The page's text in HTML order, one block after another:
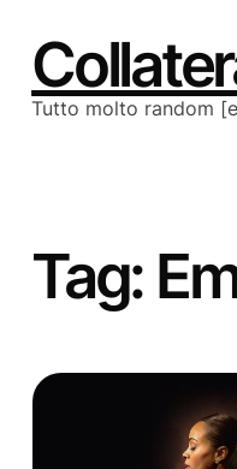
contenuto
Tutto molto random
Tag: